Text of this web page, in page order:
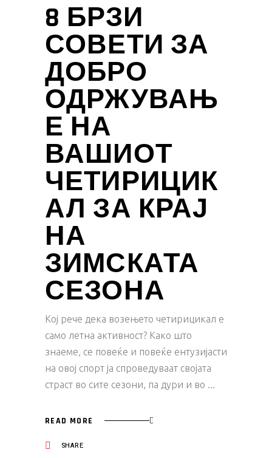
8 БРЗИ
СОВЕТИ ЗА
ДОБРО
ОДРЖУВАЊ
Е НА
ВАШИОТ
ЧЕТИРИЦИК
АЛ ЗА КРАЈ
НА
ЗИМСКАТА
СЕЗОНА
Кој рече дека возењето четирицикал е
само летна активност? Како што
знаеме, се повеќе и повеќе ентузијасти
на овој спорт ја спроведуваат својата
страст во сите сезони, па дури и во
READ MORE
SHARE